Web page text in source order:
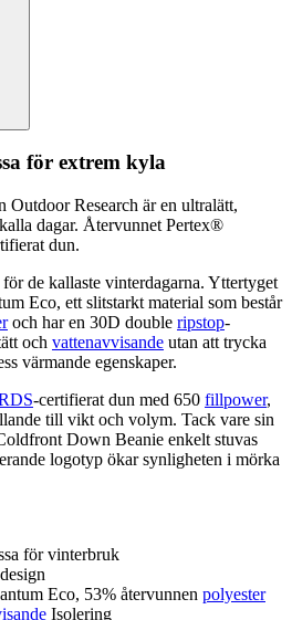
för extrem kyla
Research är en ultralätt,
dagar. Återvunnet Pertex®
dun.
de kallaste vinterdagarna. Yttertyget
Eco, ett slitstarkt material som består
och har en 30D double ripstop-
och vattenavvisande utan att trycka
värmande egenskaper.
-certifierat dun med 650 fillpower,
till vikt och volym. Tack vare sin
Down Beanie enkelt stuvas
logotyp ökar synligheten i mörka
för vinterbruk
Eco, 53% återvunnen polyester
Isolering